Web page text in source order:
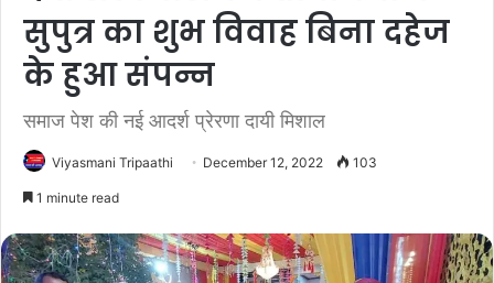
सुपुत्र का शुभ विवाह बिना दहेज
के हुआ संपन्न
समाज पेश की नई आदर्श प्रेरणा दायी मिशाल
Viyasmani Tripaathi December 12, 2022 103
1 minute read